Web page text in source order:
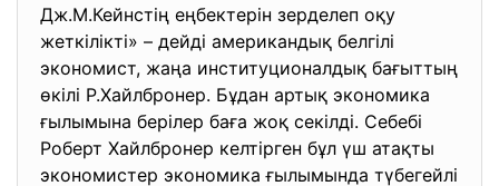
Дж.М.Кейнстің еңбектерін зерделеп оқу
жеткілікті» – дейді американдық белгілі
экономист, жаңа институционалдық бағыттың
өкілі Р.Хайлбронер. Бұдан артық экономика
ғылымына берілер баға жоқ секілді. Себебі
Роберт Хайлбронер келтірген бұл үш атақты
экономистер экономика ғылымында түбегейлі